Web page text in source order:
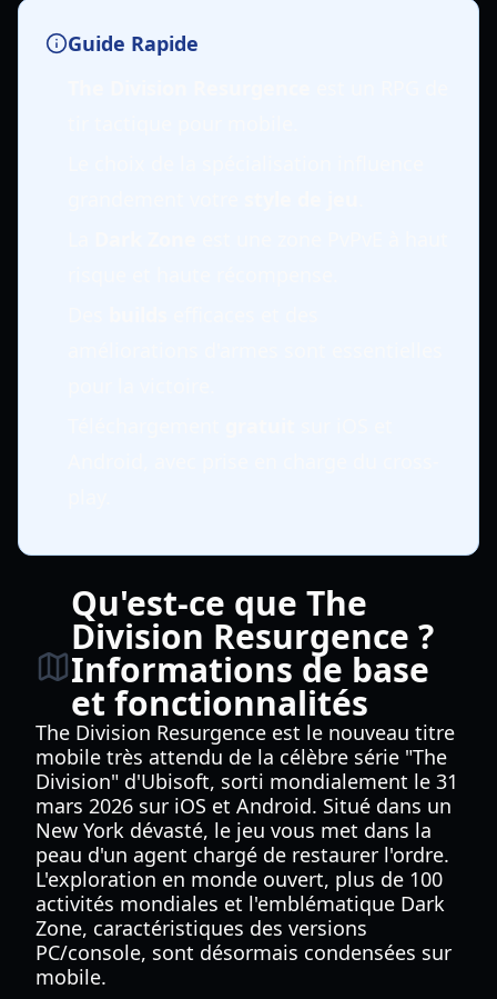
Guide Rapide
Qu'est-ce que The
Division Resurgence ?
Informations de base
et fonctionnalités
The Division Resurgence est le nouveau titre
mobile très attendu de la célèbre série "The
Division" d'Ubisoft, sorti mondialement le 31
mars 2026 sur iOS et Android. Situé dans un
New York dévasté, le jeu vous met dans la
peau d'un agent chargé de restaurer l'ordre.
L'exploration en monde ouvert, plus de 100
activités mondiales et l'emblématique Dark
Zone, caractéristiques des versions
PC/console, sont désormais condensées sur
mobile.